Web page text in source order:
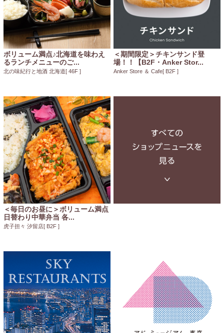
ボリューム満点♪北海道を味わえ
るランチメニューのご...
北の味紀行と地酒 北海道[ 46F ]
＜期間限定＞チキンサンド登
場！！【B2F・Anker Stor...
Anker Store ＆ Cafe[ B2F ]
＜毎日のお昼に＞ボリューム満点
日替わり中華弁当 各...
虎子担々 汐留店[ B2F ]